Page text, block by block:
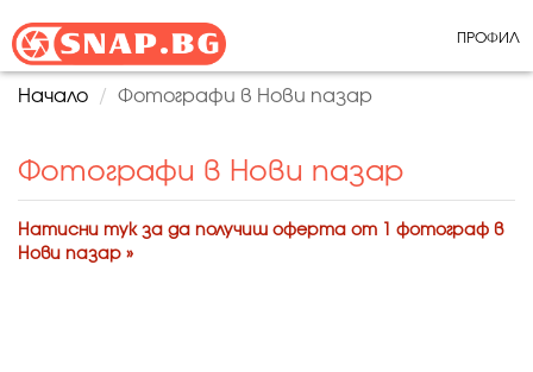
ПРОФИЛ
Начало Фотографи в Нови пазар
Фотографи в Нови пазар
Натисни тук за да получиш оферта от 1 фотограф в
Нови пазар »